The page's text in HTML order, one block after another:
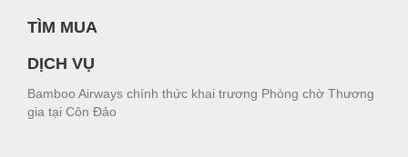
TÌM MUA
DỊCH VỤ
Bamboo Airways chính thức khai trương Phòng chờ Thương
gia tại Côn Đảo